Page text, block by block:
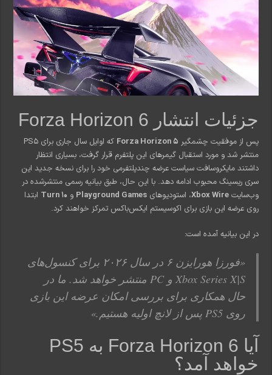
جزئیات انتشار Forza Horizon 6
پس از موفقیت چشمگیر Forza Horizon 5
که اوایل سال جاری برای PS5
منتشر شد و مورد استقبال گیمرهای این پلتفرم قرار گرفت، بسیاری انتظار
داشتند مایکروسافت سیاست عرضه چندپلتفرمی خود را برای نسخه جدید این
سری ریسینگ محبوب ادامه دهد. با این حال، طبق بیانیه رسمی منتشرشده در
وب‌سایتXbox Wire، استودیوهایPlayground Games و Turn 10 ابتدا
روی عرضه این بازی برای اکوسیستم ایکس‌باکس تمرکز خواهند کرد.
در این بیانیه آمده است:
«فورزا هورایزن ۶ در سال ۲۰۲۶ برای کنسول‌های
Xbox Series X|S و PC منتشر خواهد شد. ما در
حال همکاری برای بررسی امکان عرضه این بازی
روی PS5 پس از لانچ اولیه هستیم.»
آیا Forza Horizon 6 به PS5
خواهد آمد؟